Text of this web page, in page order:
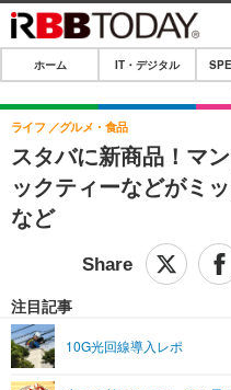
ホーム
IT・デジタル
IT・デジタルTOP
ネタ
ショッピング
SPEED TEST
エンタメ
エンタメTOP
音楽
ペット
リリース一覧
プッシュ通知の停止方法
ホーム IT・デジタル
スタバに新商品！マ
ックティーなどがミ
など
ライフ グルメ・食品
注目記事
10G光回線導入レポ